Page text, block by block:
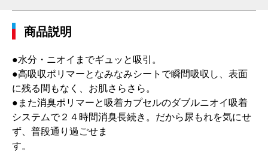
商品説明
●水分・ニオイまでギュッと吸引。
●高吸収ポリマーとなみなみシートで瞬間吸収し、表面
に残る間もなく、お肌さらさら。
●また消臭ポリマーと吸着カプセルのダブルニオイ吸着
システムで２４時間消臭長続き。だから尿もれを気にせ
ず、普段通り過ごせま
す。